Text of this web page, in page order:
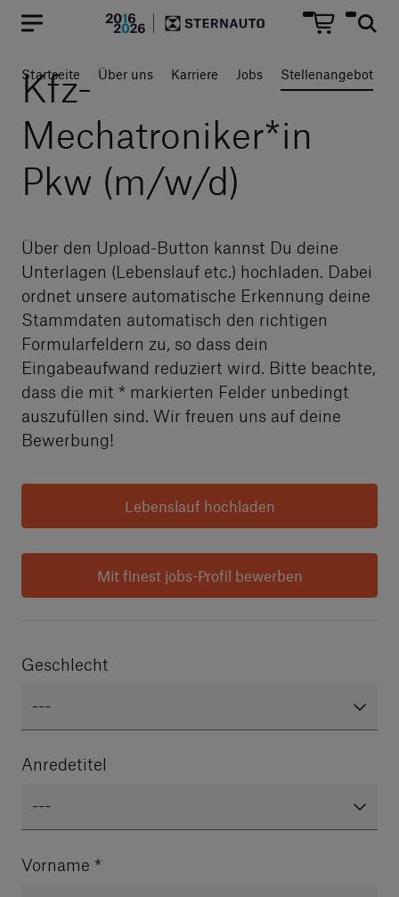
Hauptregion der Seite
Startseite Über uns Karriere Jobs Stellenangebot
Kfz-
Mechatroniker*in
Pkw (m/w/d)
Über den Upload-Button kannst Du deine
Unterlagen (Lebenslauf etc.) hochladen. Dabei
ordnet unsere automatische Erkennung deine
Stammdaten automatisch den richtigen
Formularfeldern zu, so dass dein
Eingabeaufwand reduziert wird. Bitte beachte,
dass die mit * markierten Felder unbedingt
auszufüllen sind. Wir freuen uns auf deine
Bewerbung!
Lebenslauf hochladen
Mit finest jobs-Profil bewerben
Geschlecht
---
Anredetitel
---
Vorname *